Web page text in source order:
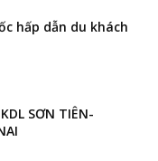
hấp dẫn du khách
SƠN TIÊN-